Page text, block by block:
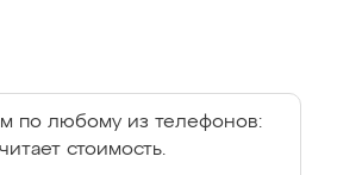
по любому из телефонов:
стоимость.